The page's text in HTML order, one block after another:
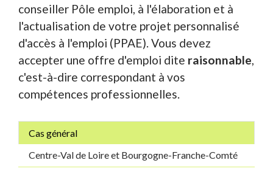
conseiller Pôle emploi, à l'élaboration et à
l'actualisation de votre projet personnalisé
d'accès à l'emploi (PPAE). Vous devez
accepter une offre d'emploi dite raisonnable,
c'est-à-dire correspondant à vos
compétences professionnelles.
Cas général
Centre-Val de Loire et Bourgogne-Franche-Comté